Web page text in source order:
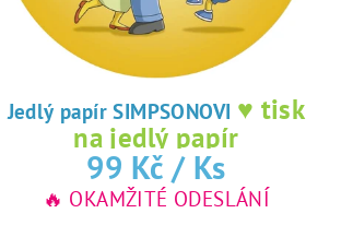
Jedlý papír SIMPSONOVI ♥ tisk
na jedlý papír
99 Kč / Ks
🔥 OKAMŽITÉ ODESLÁNÍ